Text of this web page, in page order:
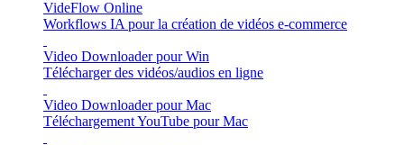
VideFlow Online
Workflows IA pour la création de vidéos e-commerce
Video Downloader pour Win
Télécharger des vidéos/audios en ligne
Video Downloader pour Mac
Téléchargement YouTube pour Mac